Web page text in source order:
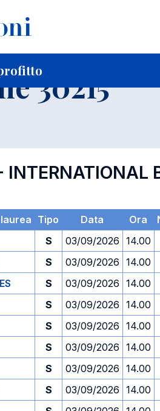
iscritti
30215
INTERNATIONAL
Tipo Data Ora
S 03/09/2026 14.00
S 03/09/2026 14.00
S 03/09/2026 14.00
S 03/09/2026 14.00
S 03/09/2026 14.00
S 03/09/2026 14.00
S 03/09/2026 14.00
S 03/09/2026 14.00